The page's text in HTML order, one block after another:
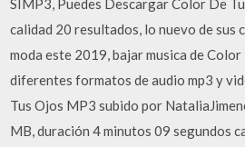
SIMP3, Puedes Descargar Color De
calidad 20 resultados, lo nuevo de sus
moda este 2019, bajar musica de Color
diferentes formatos de audio mp3 y
Tus Ojos MP3 subido por
MB, duración 4 minutos 09 segundos